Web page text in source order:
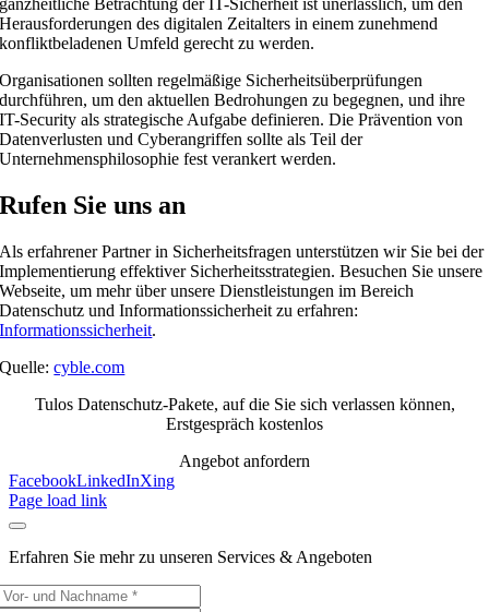
ganzheitliche Betrachtung der IT-Sicherheit ist unerlässlich, um den
Herausforderungen des digitalen Zeitalters in einem zunehmend
konfliktbeladenen Umfeld gerecht zu werden.
Organisationen sollten regelmäßige Sicherheitsüberprüfungen
durchführen, um den aktuellen Bedrohungen zu begegnen, und ihre
IT-Security als strategische Aufgabe definieren. Die Prävention von
Datenverlusten und Cyberangriffen sollte als Teil der
Unternehmensphilosophie fest verankert werden.
Rufen Sie uns an
Als erfahrener Partner in Sicherheitsfragen unterstützen wir Sie bei der
Implementierung effektiver Sicherheitsstrategien. Besuchen Sie unsere
Webseite, um mehr über unsere Dienstleistungen im Bereich
Datenschutz und Informationssicherheit zu erfahren:
Informationssicherheit.
Quelle:cyble.com
Tulos Datenschutz-Pakete, auf die Sie sich verlassen können,
Erstgespräch kostenlos
Angebot anfordern
FacebookLinkedInXing
Page load link
Erfahren Sie mehr zu unseren Services & Angeboten